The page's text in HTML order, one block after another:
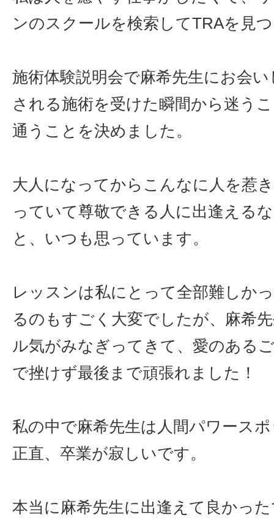
ンのスクールを検索してTRAを見
施術体験説明会で麻希先生にお会
される施術を受けた瞬間から迷う
通うことを決めました。
大人になってからこんなに人を惹
っていて尊敬できる人に出逢える
と、いつも思っています。
レッスンは私にとって全部難しか
るのもすごく大変でしたが、麻希
ル気がみなぎってきて、愛のある
で挫けず最後まで頑張れました！
私の中で麻希先生は人間パワース
正直、卒業が寂しいです。
本当に麻希先生に出逢えて良かっ